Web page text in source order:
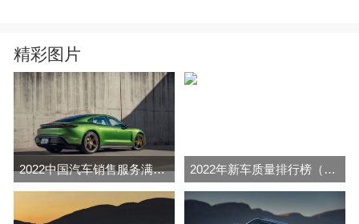
精彩图片
2022中国汽车销售服务满意度排行榜(J.D.Power 2022年新车质量排行榜（J.D.Power